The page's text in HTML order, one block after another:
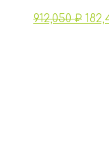
912,050₽